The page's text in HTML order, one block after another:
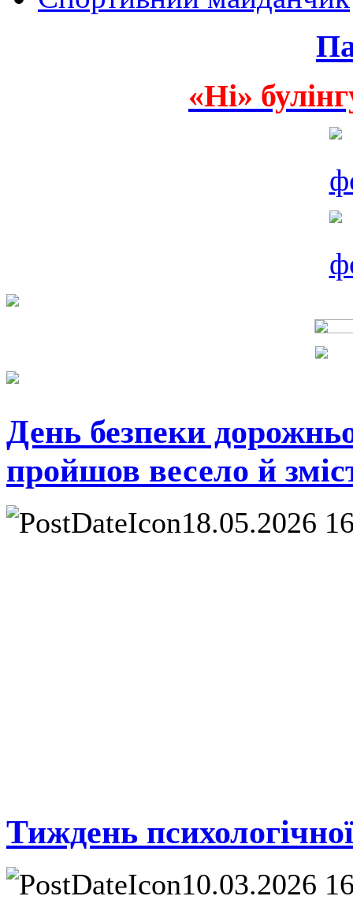
«Ні»
День безпеки
пройшов весело й
18.05.2026
Тиждень
10.03.2026